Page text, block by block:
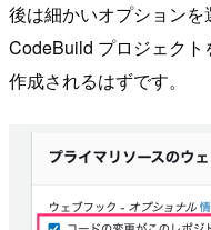
後は細かいオプション
CodeBuild プロジェク
作成されるはずです。